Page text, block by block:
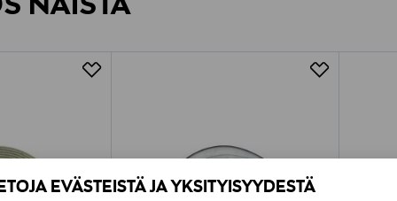
EVÄSTEISTÄ JA YKSITYISYYDESTÄ
Alk. 6,90 €, kun toimitus on
NÄISTÄ